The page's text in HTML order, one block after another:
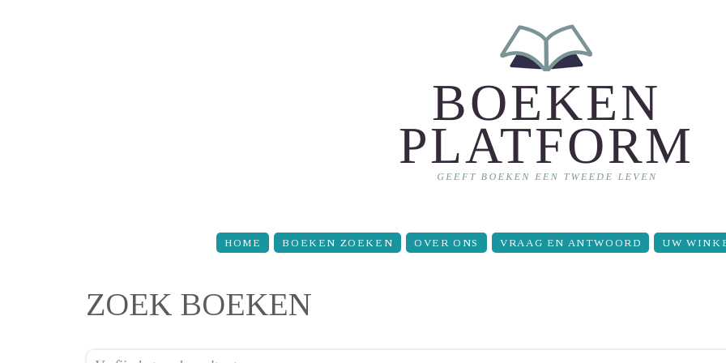
HOME BOEKEN ZOEKEN OVER ONS VRAAG EN ANTWOORD UW
ZOEK BOEKEN